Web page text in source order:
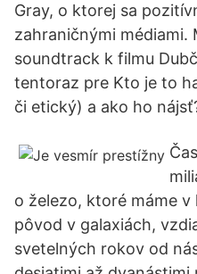
Gray, o ktorej sa
zahraničnými médiami.
soundtrack k filmu
tentoraz pre Kto je to
či etický) a ako ho
o železo, ktoré máme
pôvod v galaxiách,
svetelných rokov od